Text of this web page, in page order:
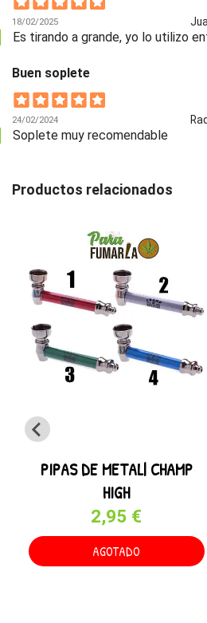
18/02/2025
Es tirando a grande, yo lo utilizo
Buen soplete
24/02/2024
Soplete muy recomendable
Productos relacionados
PIPAS DE METAL| CHAMP
HIGH
2,95 €
AGOTADO